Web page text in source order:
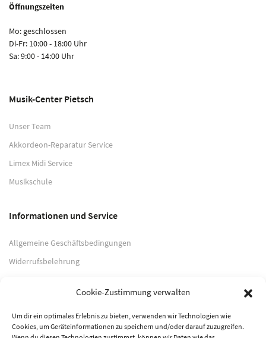
Cookie-Zustimmung verwalten
Um dir ein optimales Erlebnis zu bieten, verwenden wir Technologien wie
Cookies, um Geräteinformationen zu speichern und/oder darauf zuzugreifen.
Öffnungszeiten
Mo: geschlossen
Di-Fr: 10:00 - 18:00 Uhr
Sa: 9:00 - 14:00 Uhr
Musik-Center Pietsch
Unser Team
Akkordeon-Reparatur Service
Limex Midi Service
Musikschule
Informationen und Service
Allgemeine Geschäftsbedingungen
Widerrufsbelehrung
Datenschutzerklärung
Zahlungsarten